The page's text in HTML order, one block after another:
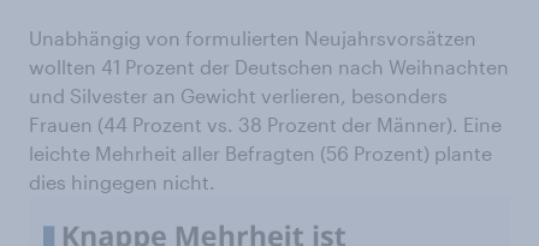
Unabhängig von formulierten Neujahrsvorsätzen
wollten 41 Prozent der Deutschen nach Weihnachten
und Silvester an Gewicht verlieren, besonders
Frauen (44 Prozent vs. 38 Prozent der Männer). Eine
leichte Mehrheit aller Befragten (56 Prozent) plante
dies hingegen nicht.